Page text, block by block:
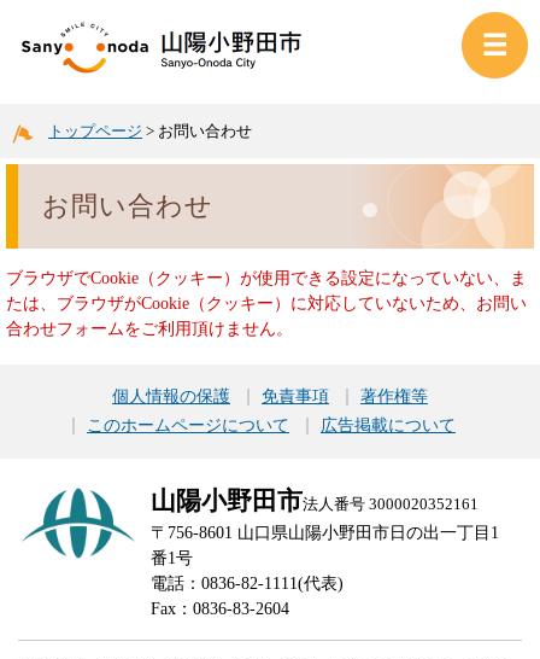
トップページ > お問い合わせ
お問い合わせ
ブラウザでCookie（クッキー）が使用できる設定になっていない、ま
たは、ブラウザがCookie（クッキー）に対応していないため、お問い
合わせフォームをご利用頂けません。
個人情報の保護 免責事項
著作権等
このホームページについて
広告掲載について
山陽小野田市法人番号 3000020352161
〒756-8601 山口県山陽小野田市日の出一丁目1
番1号
電話：0836-82-1111(代表)
Fax：0836-83-2604